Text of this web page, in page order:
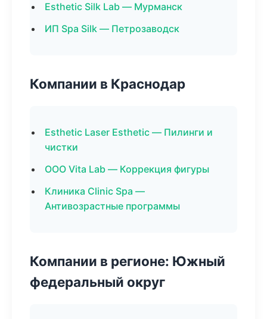
Esthetic Silk Lab — Мурманск
ИП Spa Silk — Петрозаводск
Компании в Краснодар
Esthetic Laser Esthetic — Пилинги и
чистки
ООО Vita Lab — Коррекция фигуры
Клиника Clinic Spa —
Антивозрастные программы
Компании в регионе: Южный
федеральный округ